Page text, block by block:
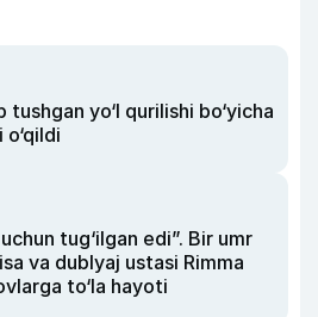
tushgan yo‘l qurilishi bo‘yicha
tug‘ilgan edi”. Bir umr
va dublyaj ustasi Rimma
to‘la hayoti